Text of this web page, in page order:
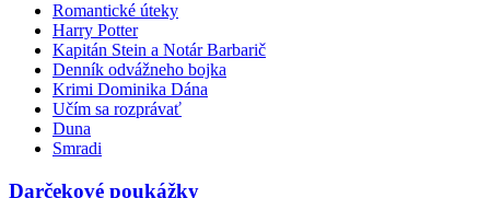
Romantické úteky
Harry Potter
Kapitán Stein a Notár Barbarič
Denník odvážneho bojka
Krimi Dominika Dána
Učím sa rozprávať
Duna
Smradi
Darčekové poukážky